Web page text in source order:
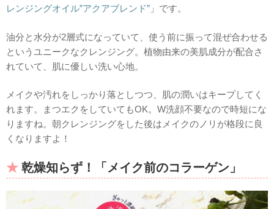
レンジングオイル”アクアブレンド” 」です。
油分と水分が2層式になっていて、使う前に振って混ぜ合わせる
というユニークなクレンジング。植物由来の美肌成分が配合さ
れていて、肌に優しい洗い心地。
メイクや汚れをしっかり落としつつ、肌の潤いはキープしてく
れます。まつエクをしていてもOK。W洗顔不要なので時短にな
りますね。朝クレンジングをした後はメイクのノリが格段に良
くなりますよ！
乾燥知らず！「メイク前のコラーゲン」